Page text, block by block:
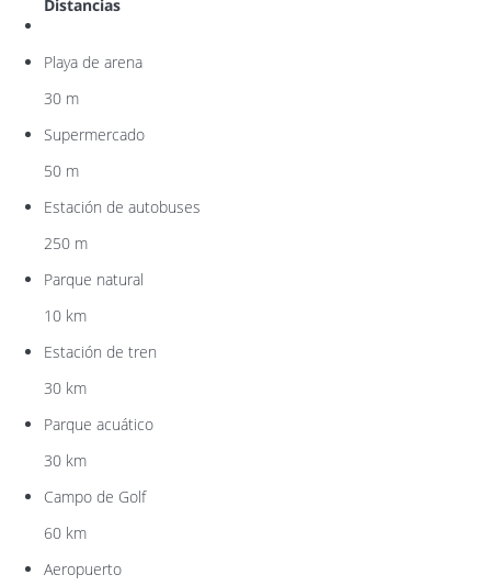
Distancias
Playa de arena
30 m
Supermercado
50 m
Estación de autobuses
250 m
Parque natural
10 km
Estación de tren
30 km
Parque acuático
30 km
Campo de Golf
60 km
Aeropuerto